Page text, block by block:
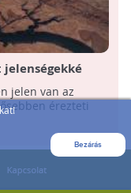
Bezárás
jelenségekké
jelen van az
érezteti